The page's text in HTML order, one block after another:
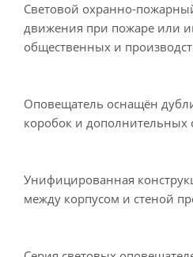
Световой охранно-
движения при пожаре или
общественных и
Оповещатель оснащён
коробок и дополнительных
Унифицированная
между корпусом и стеной